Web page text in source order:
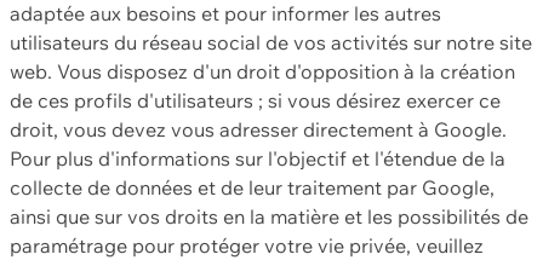
adaptée aux besoins et pour informer les autres
utilisateurs du réseau social de vos activités sur notre site
web. Vous disposez d'un droit d'opposition à la création
de ces profils d'utilisateurs ; si vous désirez exercer ce
droit, vous devez vous adresser directement à Google.
Pour plus d'informations sur l'objectif et l'étendue de la
collecte de données et de leur traitement par Google,
ainsi que sur vos droits en la matière et les possibilités de
paramétrage pour protéger votre vie privée, veuillez